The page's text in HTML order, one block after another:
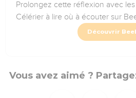
Prolongez cette réflexion avec
Célérier à lire où à écouter sur
Découvrir
Vous avez aimé ?